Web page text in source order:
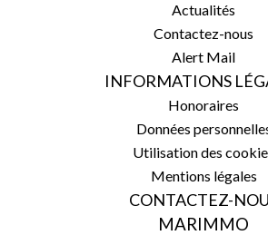
Actualités
Contactez-nous
Alert Mail
INFORMATIONS
Honoraires
Données
Utilisation des
Mentions légales
CONTACTEZ-
MARIMMO